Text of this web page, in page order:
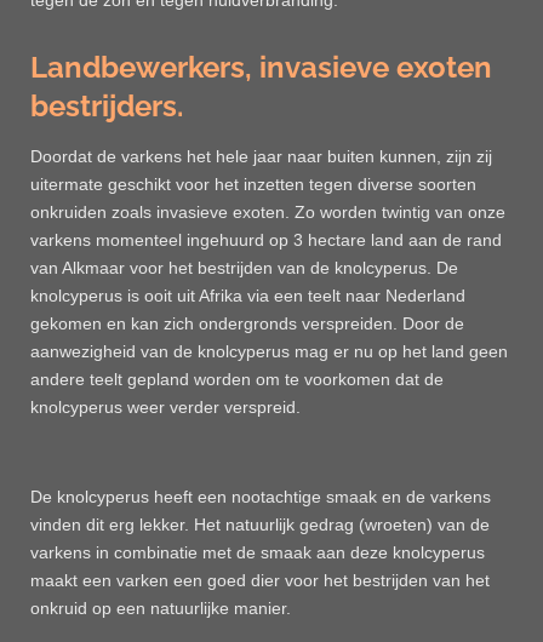
Landbewerkers, invasieve exoten
bestrijders.
Doordat de varkens het hele jaar naar buiten kunnen, zijn zij
uitermate geschikt voor het inzetten tegen diverse soorten
onkruiden zoals invasieve exoten. Zo worden twintig van onze
varkens momenteel ingehuurd op 3 hectare land aan de rand
van Alkmaar voor het bestrijden van de knolcyperus. De
knolcyperus is ooit uit Afrika via een teelt naar Nederland
gekomen en kan zich ondergronds verspreiden. Door de
aanwezigheid van de knolcyperus mag er nu op het land geen
andere teelt gepland worden om te voorkomen dat de
knolcyperus weer verder verspreid.
De knolcyperus heeft een nootachtige smaak en de varkens
vinden dit erg lekker. Het natuurlijk gedrag (wroeten) van de
varkens in combinatie met de smaak aan deze knolcyperus
maakt een varken een goed dier voor het bestrijden van het
onkruid op een natuurlijke manier.